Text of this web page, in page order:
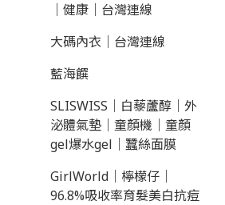
｜健康｜台灣連線
大碼內衣｜台灣連線
藍海饌
SLISWISS｜白藜蘆醇｜外
泌體氣墊｜童顏機｜童顏
gel爆水gel｜蠶絲面膜
GirlWorld｜檸檬仔｜
96.8%吸收率育髮美白抗痘